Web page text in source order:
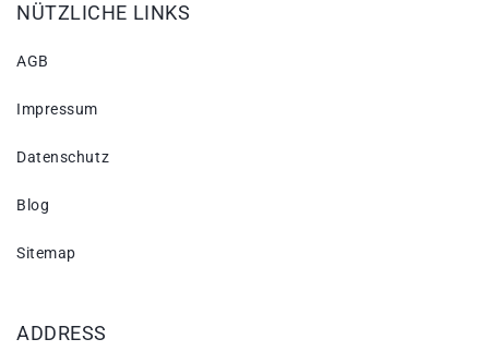
NÜTZLICHE LINKS
AGB
Impressum
Datenschutz
Blog
Sitemap
ADDRESS